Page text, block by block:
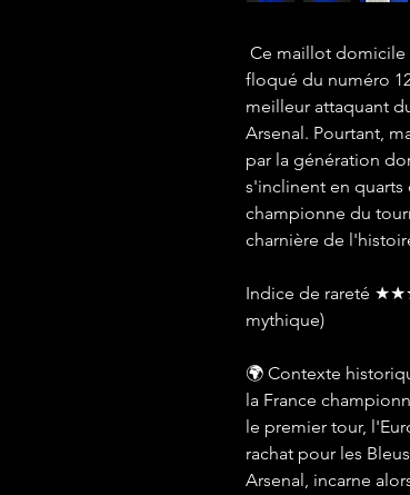
Ce maillot domicile
floqué du numéro
meilleur attaquant
Arsenal. Pourtant,
par la génération
s'inclinent en quarts
championne du
charnière de
Indice de rareté
mythique)
🌍 Contexte
la France
le premier tour,
rachat pour les
Arsenal, incarne